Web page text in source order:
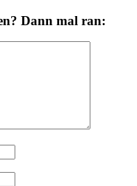
Dann mal ran: